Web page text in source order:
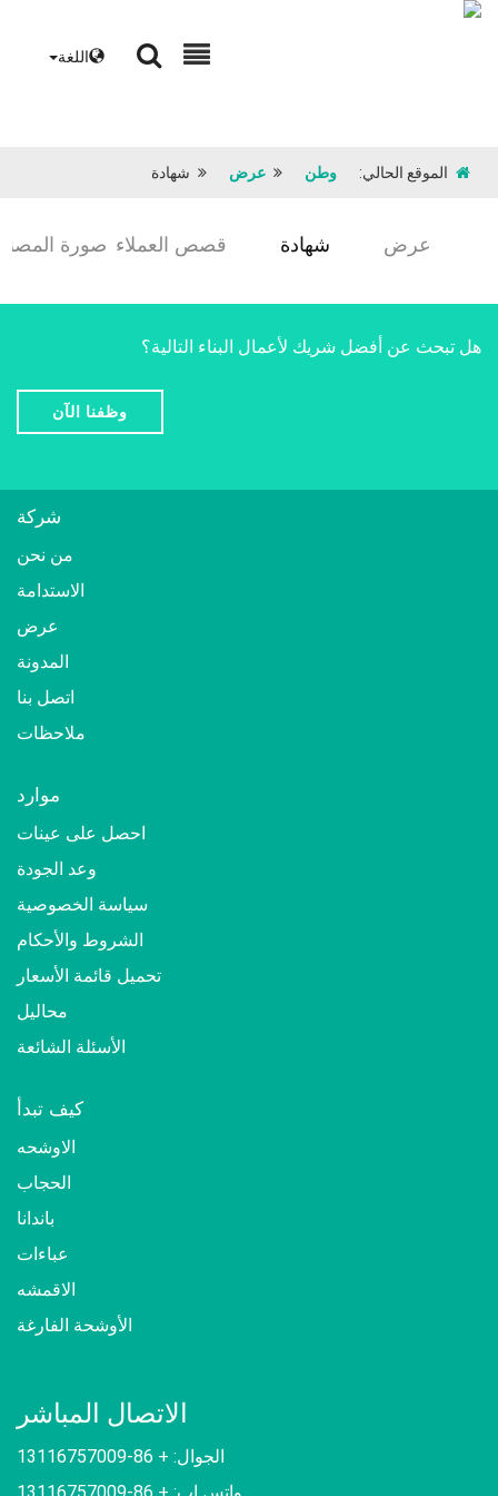
اللغة
الموقع الحالي: وطن عرض شهادة
عرض شهادة قصص العملاء صورة
هل تبحث عن أفضل شريك لأعمال البناء التالية؟
وظفنا الآن
شركة
من نحن
الاستدامة
عرض
المدونة
اتصل بنا
ملاحظات
موارد
احصل على عينات
وعد الجودة
سياسة الخصوصية
الشروط والأحكام
تحميل قائمة الأسعار
محاليل
الأسئلة الشائعة
كيف تبدأ
الاوشحه
الحجاب
باندانا
عباءات
الاقمشه
الأوشحة الفارغة
الاتصال المباشر
الجوال: + 86-13116757009